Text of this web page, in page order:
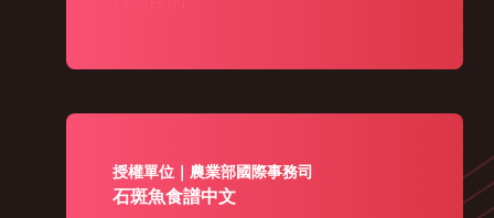
授權單位｜農業部國際事務司
石斑魚食譜中文